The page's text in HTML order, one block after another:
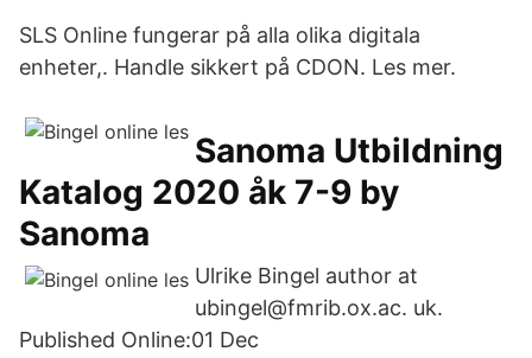
SLS Online fungerar på alla olika digitala
enheter,. Handle sikkert på CDON. Les mer.
Sanoma Utbildning
Katalog 2020 åk 7-9 by
Sanoma
Ulrike Bingel author at
ubingel@fmrib.ox.ac. uk.
Published Online:01 Dec